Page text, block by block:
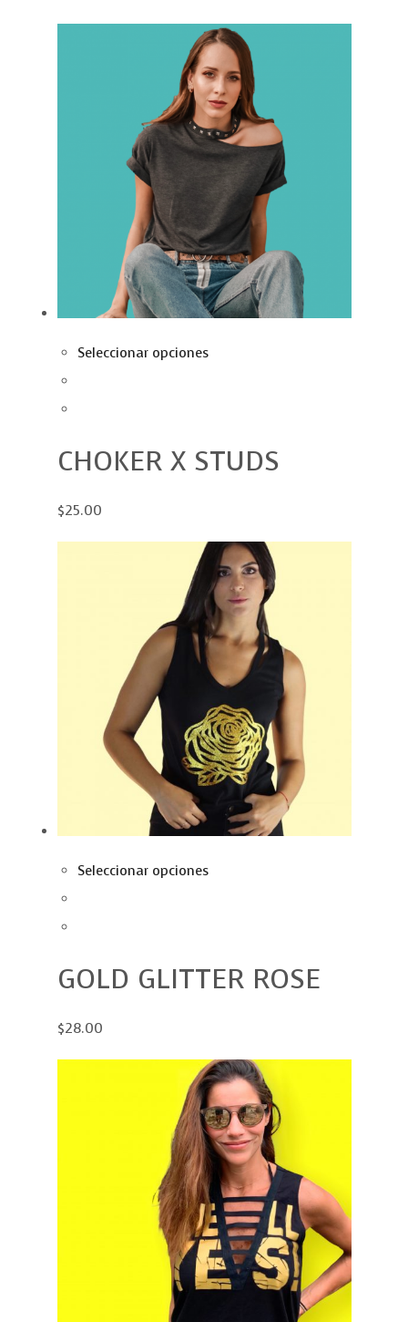
Seleccionar opciones
CHOKER X STUDS
$25.00
Seleccionar opciones
GOLD GLITTER ROSE
$28.00